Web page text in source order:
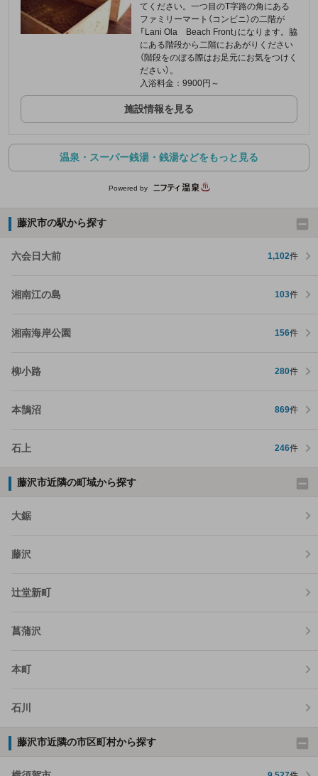
てください。一つ目のT字路の角にある
ファミリーマート（コンビニ）の二階が
「Lani Ola Beach Front」になります。脇
にある階段から二階におあがりください
（階段をのぼる際はお足元にお気をつけく
ださい）。
入浴料金：9900円～
施設情報を見る
温泉・スーパー銭湯・銭湯などをもっと見る
Powered by
藤沢市の駅から探す
六会日大前 1,102件
湘南江の島 103件
湘南海岸公園 156件
柳小路 280件
本鵠沼 869件
石上 246件
藤沢市近隣の町域から探す
大鋸
藤沢
辻堂新町
菖蒲沢
本町
石川
藤沢市近隣の市区町村から探す